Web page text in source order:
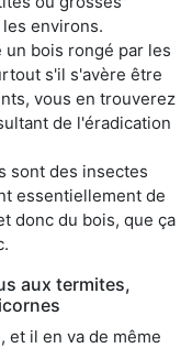
environs.
bois rongé par les
s'il s'avère être
vous en trouverez
de l'éradication
sont des insectes
essentiellement de
donc du bois, que ça
aux termites,
et il en va de même